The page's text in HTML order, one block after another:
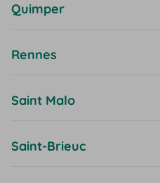
Quimper
Rennes
Saint Malo
Saint-Brieuc